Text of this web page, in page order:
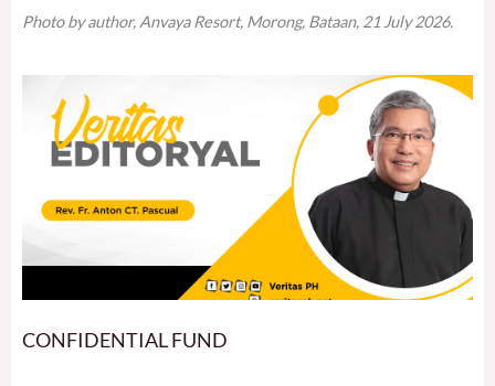
Photo by author, Anvaya Resort, Morong, Bataan, 21 July 2026.
CONFIDENTIAL FUND